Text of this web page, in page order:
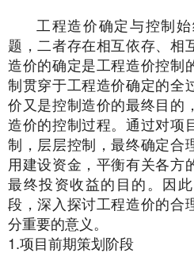
工程造价确定与控制
题，二者存在相互依存、相
造价的确定是工程造价控制
制贯穿于工程造价确定的全
价又是控制造价的最终目的
造价的控制过程。通过对项
制，层层控制，最终确定合
用建设资金，平衡有关各方
最终投资收益的目的。因
段，深入探讨工程造价的合
分重要的意义。
1.项目前期策划阶段